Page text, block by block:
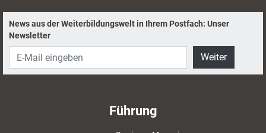
News aus der Weiterbildungswelt in Ihrem Postfach: Unser
Newsletter
Weiter
Führung